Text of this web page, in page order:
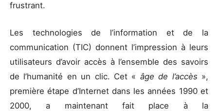
frustrant.
Les technologies de l’information et de la
communication (TIC) donnent l’impression à leurs
utilisateurs d’avoir accès à l’ensemble des savoirs
de l’humanité en un clic. Cet « âge de l’accès »,
première étape d’Internet dans les années 1990 et
2000, a maintenant fait place à la